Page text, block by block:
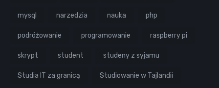
mysql narzedzia nauka php
podróżowanie programowanie raspberry pi
skrypt student studeny z syjamu
Studia IT za granicą Studiowanie w Tajlandii